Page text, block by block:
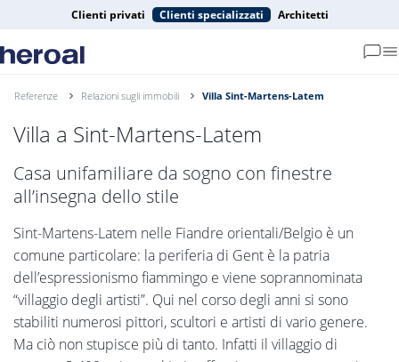
Clienti privati Clienti specializzati Architetti
Referenze Relazioni sugli immobili Villa Sint-Martens-Latem
Villa a Sint-Martens-Latem
Casa unifamiliare da sogno con finestre
all’insegna dello stile
Sint-Martens-Latem nelle Fiandre orientali/Belgio è un
comune particolare: la periferia di Gent è la patria
dell’espressionismo fiammingo e viene soprannominata
“villaggio degli artisti”. Qui nel corso degli anni si sono
stabiliti numerosi pittori, scultori e artisti di vario genere.
Ma ciò non stupisce più di tanto. Infatti il villaggio di